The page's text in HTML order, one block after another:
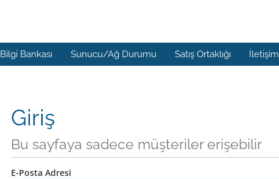
Bilgi Bankası Sunucu/Ağ Durumu Satış Ortaklığı İletişim
Giriş
Bu sayfaya sadece müşteriler erişebilir
E-Posta Adresi